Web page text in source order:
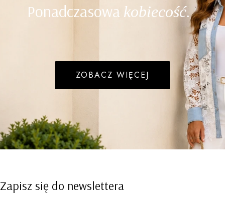
Ponadczasowa kobiecość.
ZOBACZ WIĘCEJ
Zapisz się do newslettera